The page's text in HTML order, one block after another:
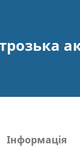
Інформація